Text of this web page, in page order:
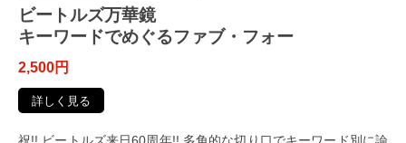
ビートルズ万華鏡
キーワードでめぐるファブ・フォー
2,500円
詳しく見る
祝!! ビートルズ来日60周年!! 多角的な切り口でキーワード別に論